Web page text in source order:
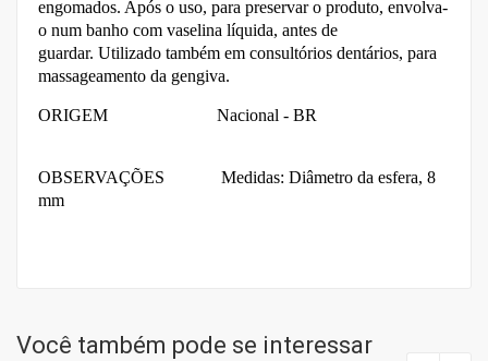
engomados. Após o uso, para preservar o produto, envolva-
o num banho com vaselina líquida, antes de
guardar. Utilizado também em consultórios dentários, para
massageamento da gengiva.
ORIGEM Nacional - BR
OBSERVAÇÕES Medidas: Diâmetro da esfera, 8
mm
Você também pode se interessar